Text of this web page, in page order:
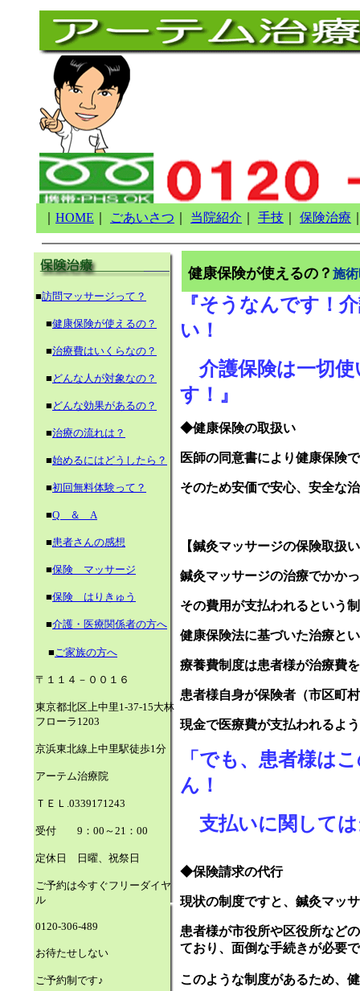
HOME ごあいさつ 当院紹介 手技 保険治療
■訪問マッサージって？
■健康保険が使えるの？
■治療費はいくらなの？
■ どんな人が対象なの？
■ どんな効果があるの？
■治療の流れは？
■始めるにはどうしたら？
■初回無料体験って？
■Q ＆ A
■患者さんの感想
■保険 マッサージ
■保険 はりきゅう
■介護・医療関係者の方へ
■ご家族の方へ
〒１１４－００１６
東京都北区上中里1-37-15大林
フローラ1203
京浜東北線上中里駅徒歩1分
アーテム治療院
ＴＥＬ.0339171243
受付 9：00～21：00
定休日 日曜、祝祭日
ご予約は今すぐフリーダイヤ
ル
0120-306-489
お待たせしない
ご予約制です♪
健康保険が使えるの？ 施
『そうなんです！
い！
介護保険は一切使
す！』
◆健康保険の取扱い
医師の同意書により健康保険
そのため安価で安心、安全な
【鍼灸マッサージの保険取
鍼灸マッサージの治療でかか
その費用が支払われるという
健康保険法に基づいた治療と
療養費制度は患者様が治療費
患者様自身が保険者（市区町
現金で医療費が支払われるよ
「でも、患者様は
ん！
支払いに関しては
◆保険請求の代行
現状の制度ですと、鍼灸マッ
患者様が市役所や区役所など
ており、 面倒な手続きが必要
このような制度があるため、